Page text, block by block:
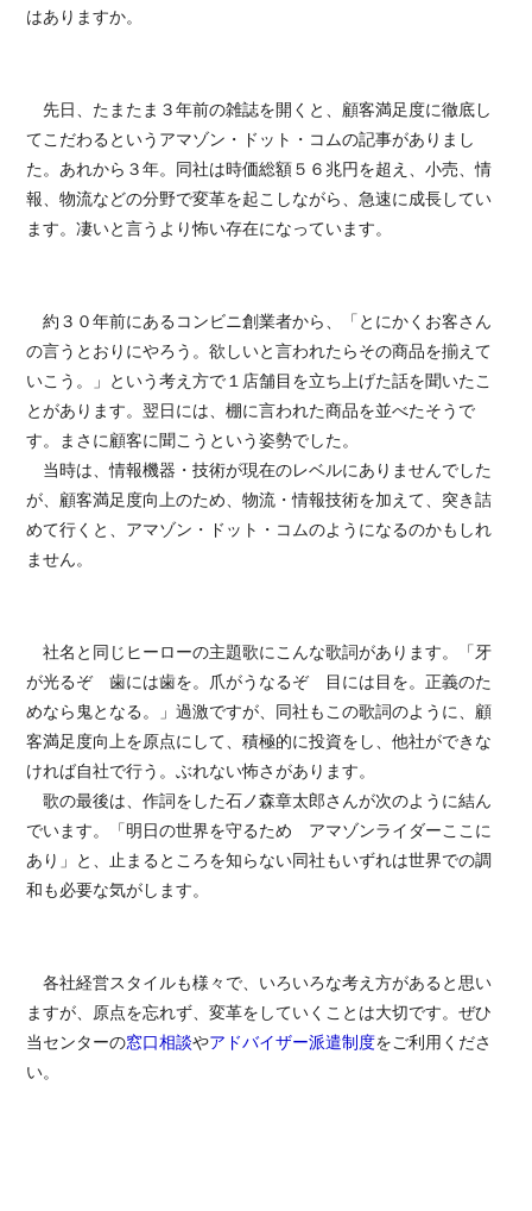
はありますか。
先日、たまたま３年前の雑誌を開くと、顧客満足度に徹底し
てこだわるというアマゾン・ドット・コムの記事がありまし
た。あれから３年。同社は時価総額５６兆円を超え、小売、情
報、物流などの分野で変革を起こしながら、急速に成長してい
ます。凄いと言うより怖い存在になっています。
約３０年前にあるコンビニ創業者から、「とにかくお客さん
の言うとおりにやろう。欲しいと言われたらその商品を揃えて
いこう。」という考え方で１店舗目を立ち上げた話を聞いたこ
とがあります。翌日には、棚に言われた商品を並べたそうで
す。まさに顧客に聞こうという姿勢でした。
当時は、情報機器・技術が現在のレベルにありませんでした
が、顧客満足度向上のため、物流・情報技術を加えて、突き詰
めて行くと、アマゾン・ドット・コムのようになるのかもしれ
ません。
社名と同じヒーローの主題歌にこんな歌詞があります。「牙
が光るぞ 歯には歯を。爪がうなるぞ 目には目を。正義のた
めなら鬼となる。」過激ですが、同社もこの歌詞のように、顧
客満足度向上を原点にして、積極的に投資をし、他社ができな
ければ自社で行う。ぶれない怖さがあります。
歌の最後は、作詞をした石ノ森章太郎さんが次のように結ん
でいます。「明日の世界を守るため アマゾンライダーここに
あり」と、止まるところを知らない同社もいずれは世界での調
和も必要な気がします。
各社経営スタイルも様々で、いろいろな考え方があると思い
ますが、原点を忘れず、変革をしていくことは大切です。ぜひ
当センターの窓口相談やアドバイザー派遣制度をご利用くださ
い。